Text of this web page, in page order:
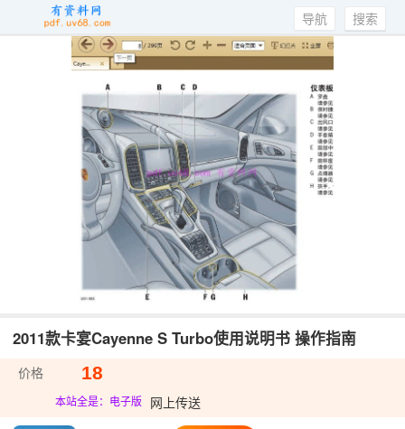
搜索
导航
2011款卡宴Cayenne S Turbo使用说明书 操作指南
价格 18
本站全是：电子版 网上传送